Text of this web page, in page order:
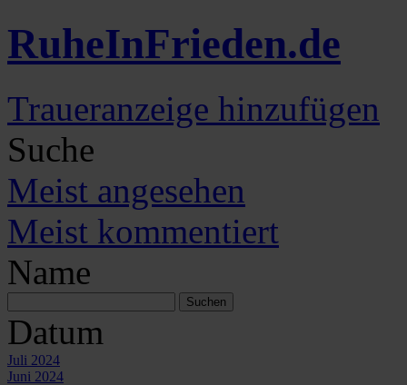
RuheInFrieden.de
Traueranzeige hinzufügen
Suche
Meist angesehen
Meist kommentiert
Name
Datum
Juli 2024
Juni 2024